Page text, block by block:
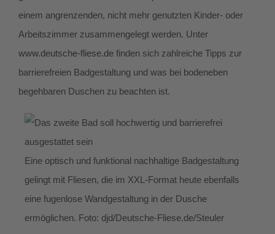
einem angrenzenden, nicht mehr genutzten Kinder- oder
Arbeitszimmer zusammengelegt werden. Unter
www.deutsche-fliese.de finden sich zahlreiche Tipps zur
barrierefreien Badgestaltung und was bei bodeneben
begehbaren Duschen zu beachten ist.
Eine optisch und funktional nachhaltige Badgestaltung
gelingt mit Fliesen, die im XXL-Format heute ebenfalls
eine fugenlose Wandgestaltung in der Dusche
ermöglichen. Foto: djd/Deutsche-Fliese.de/Steuler